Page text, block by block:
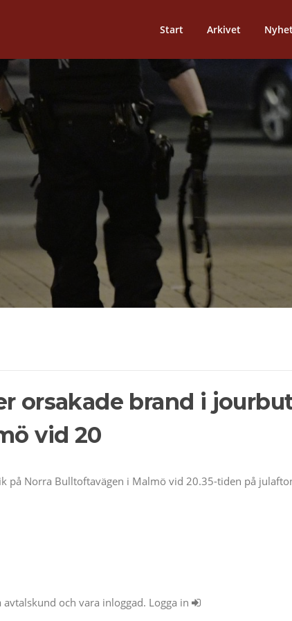
Start Arkivet
orsakade brand i
vid 20
på Norra Bulltoftavägen i Malmö vid 20.35-tiden på
och vara inloggad. Logga in